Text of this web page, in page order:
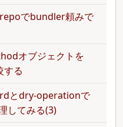
でbundler頼みで
オブジェクトを
する
とdry-operationで
してみる(3)